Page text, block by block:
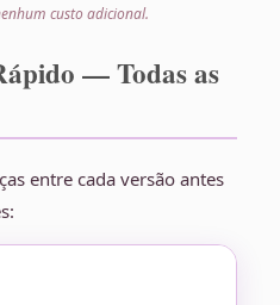
custo adicional.
— Todas as
entre cada versão antes